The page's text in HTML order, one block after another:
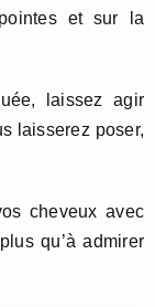
et sur la
laissez agir
laisserez poser,
cheveux avec
qu’à admirer